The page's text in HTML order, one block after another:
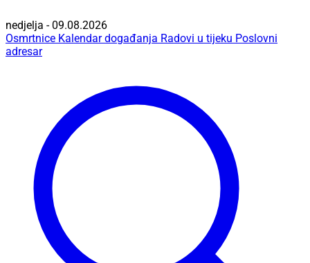
nedjelja - 09.08.2026
Osmrtnice Kalendar događanja Radovi u tijeku Poslovni
adresar